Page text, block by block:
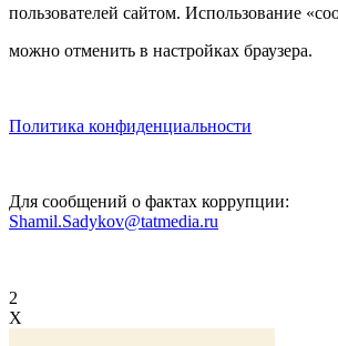
пользователей сайтом. Использование
можно отменить в настройках браузера.
Политика конфиденциальности
Для сообщений о фактах коррупции:
Shamil.Sadykov@tatmedia.ru
2
X